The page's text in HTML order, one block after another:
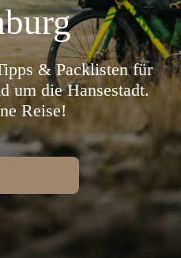
& Packlisten für
um die Hansestadt.
Reise!